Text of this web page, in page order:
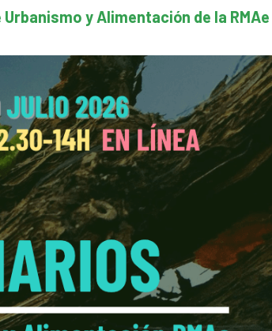
y Alimentación de la RMAe